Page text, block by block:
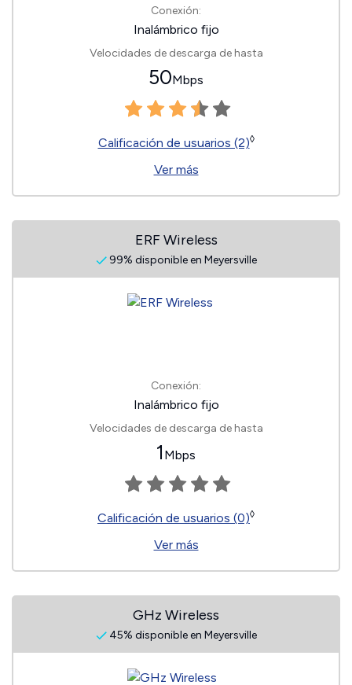
Conexión:
Inalámbrico fijo
Velocidades de descarga de hasta
50Mbps
Calificación de usuarios (2)◊
Ver más
ERF Wireless
99% disponible en Meyersville
Conexión:
Inalámbrico fijo
Velocidades de descarga de hasta
1 Mbps
Calificación de usuarios (0)◊
Ver más
GHz Wireless
45% disponible en Meyersville